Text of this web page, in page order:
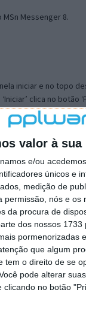
valor à
e/ou
únicos e
medição de
permissão, nós e os
da procura de
dos nossos
pormenorizadas
que algum
tem o direito de se
pode alterar
no botão
Messenger 8.
iniciar e no topo
clica no botão
com que
ou tools
encontras um local